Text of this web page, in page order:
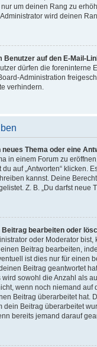
um deinen Rang zu
wird deinen
Benutzer auf den E-Mail-
dürfen die foreninterne
Administration
verhindern.
Thema oder eine
in einem Forum zu
du auf „Antworten“ klicken.
kannst. Deine
Z. B. „Du darfst neue
Beitrag bearbeiten oder
oder Moderator
Beitrag bearbeiten,
ist dies nur für einen
Beitrag geantwortet
sowohl die Anzahl als
wenn noch niemand
Beitrag überarbeitet hat.
dein Beitrag überarbeitet
bereits jemand darauf